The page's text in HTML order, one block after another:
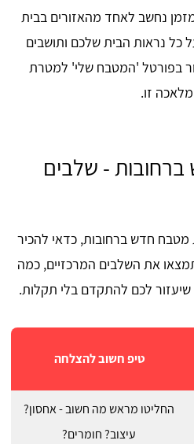
נחשב לאחד מהאזורים בבית
כל נראות הבית שלכם ותושבים
בפורטל 'המטבח שלי' למטרת
זו.
- שלבים
חדש ברחובות, כדאי להכיר
את השלבים המרכזיים, כמה
שיעזור לכם להתקדם בלי תקלות.
טיפ חשוב להצלחה
החליטו מראש מה חשוב - אחסון?
עיצוב? חומרים?